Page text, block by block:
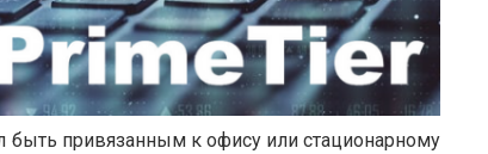
быть привязанным к офису или стационарному